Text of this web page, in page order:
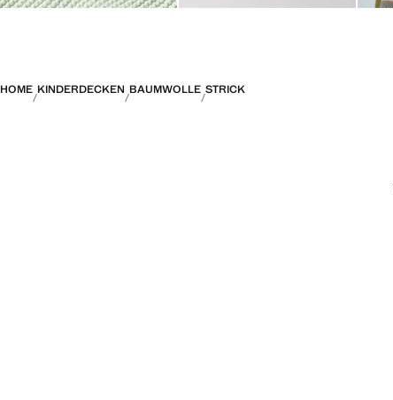
HOME KINDERDECKEN BAUMWOLLE STRICK